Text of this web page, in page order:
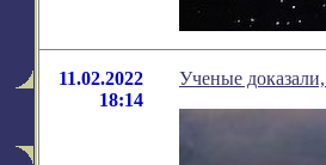
11.02.2022
18:14
Ученые